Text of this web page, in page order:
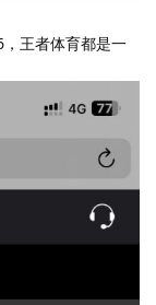
王者体育都是一